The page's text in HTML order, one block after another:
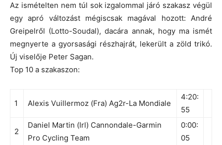
Az ismételten nem túl sok izgalommal járó szakasz végül
egy apró változást mégiscsak magával hozott: André
Greipelről (Lotto-Soudal), dacára annak, hogy ma ismét
megnyerte a gyorsasági részhajrát, lekerült a zöld trikó.
Új viselője Peter Sagan.
Top 10 a szakaszon:
1 Alexis Vuillermoz (Fra) Ag2r-La Mondiale
4:20:
55
2
Daniel Martin (Irl) Cannondale-Garmin
Pro Cycling Team
0:00:
05